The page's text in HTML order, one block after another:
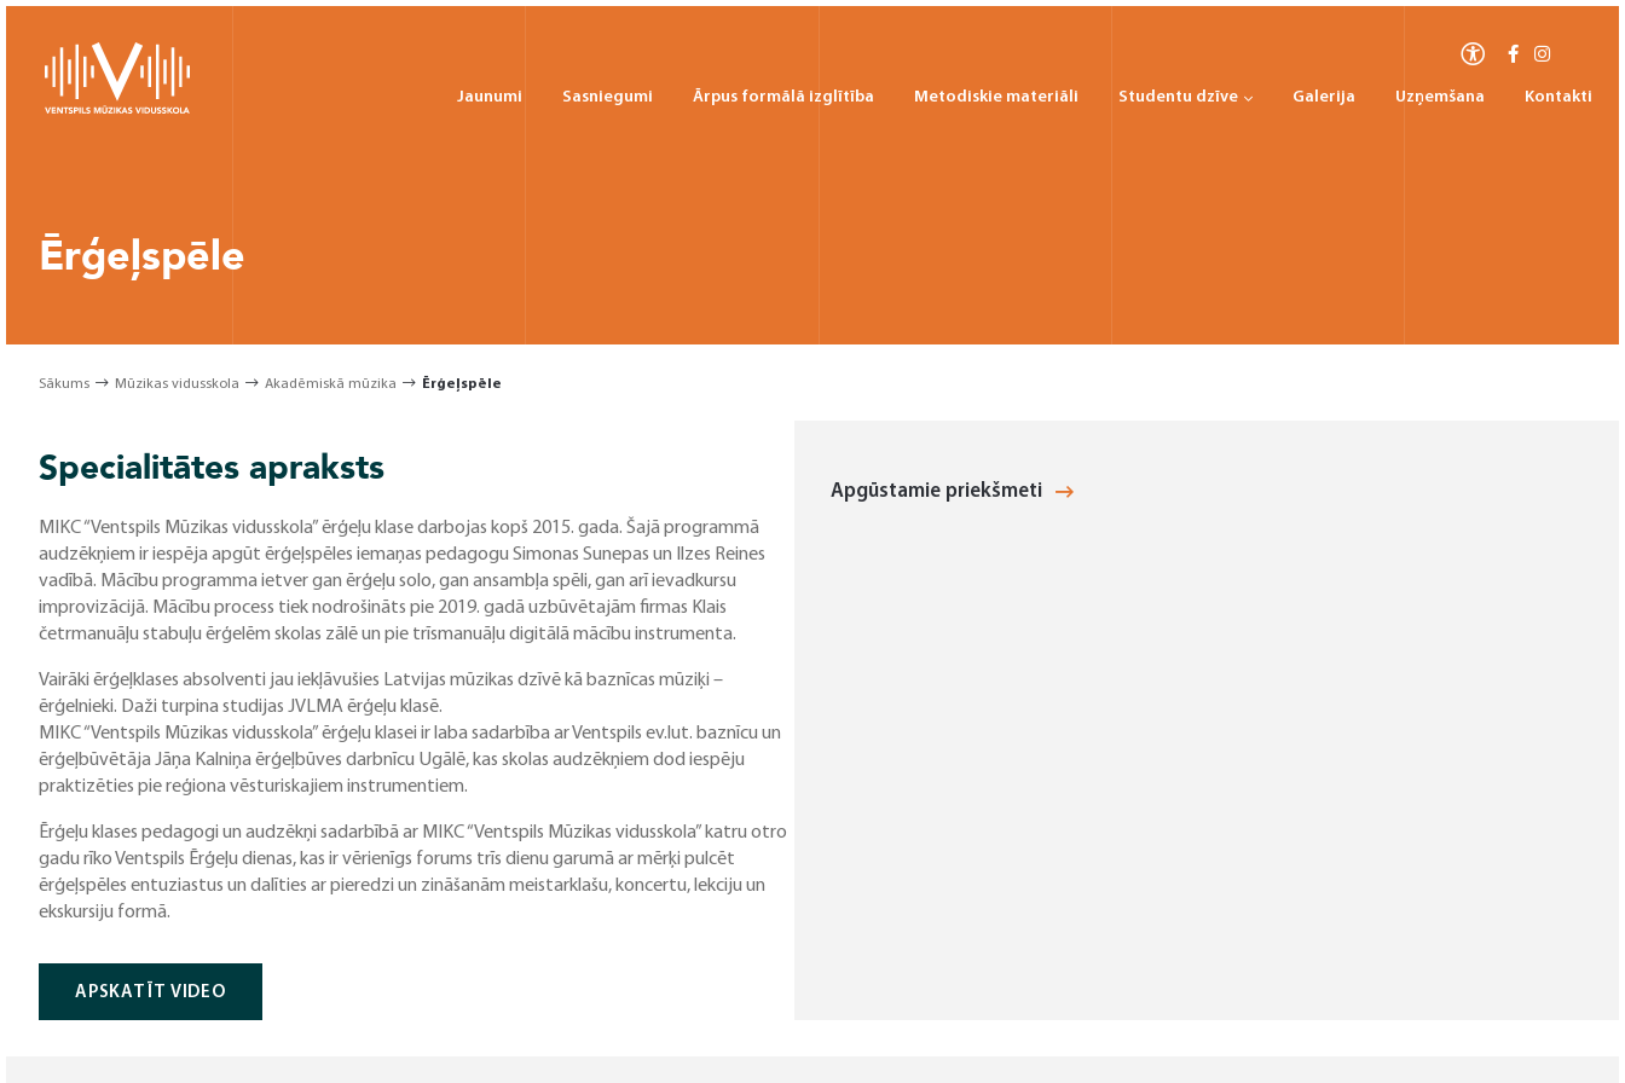
Jaunumi Sasniegumi Ārpus formālā izglītība Metodiskie materiāli Studentu dzīve Galerija Uzņemšana Kontakti
Ērģeļspēle
Sākums Mūzikas vidusskola Akadēmiskā mūzika Ērģeļspēle
Specialitātes apraksts
MIKC “Ventspils Mūzikas vidusskola” ērģeļu klase darbojas kopš 2015. gada. Šajā programmā
audzēkņiem ir iespēja apgūt ērģeļspēles iemaņas pedagogu Simonas Sunepas un Ilzes Reines
vadībā. Mācību programma ietver gan ērģeļu solo, gan ansambļa spēli, gan arī ievadkursu
improvizācijā. Mācību process tiek nodrošināts pie 2019. gadā uzbūvētajām firmas Klais
četrmanuāļu stabuļu ērģelēm skolas zālē un pie trīsmanuāļu digitālā mācību instrumenta.
Vairāki ērģeļklases absolventi jau iekļāvušies Latvijas mūzikas dzīvē kā baznīcas mūziķi –
ērģelnieki. Daži turpina studijas JVLMA ērģeļu klasē.
MIKC “Ventspils Mūzikas vidusskola” ērģeļu klasei ir laba sadarbība ar Ventspils ev.lut. baznīcu un
ērģeļbūvētāja Jāņa Kalniņa ērģeļbūves darbnīcu Ugālē, kas skolas audzēkņiem dod iespēju
praktizēties pie reģiona vēsturiskajiem instrumentiem.
Ērģeļu klases pedagogi un audzēkņi sadarbībā ar MIKC “Ventspils Mūzikas vidusskola” katru otro
gadu rīko Ventspils Ērģeļu dienas, kas ir vērienīgs forums trīs dienu garumā ar mērķi pulcēt
ērģeļspēles entuziastus un dalīties ar pieredzi un zināšanām meistarklašu, koncertu, lekciju un
ekskursiju formā.
APSKATĪT VIDEO
Apgūstamie priekšmeti